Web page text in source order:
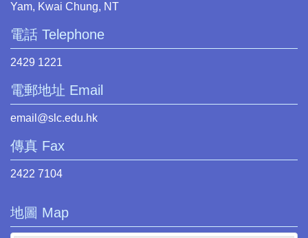
Yam, Kwai Chung, NT
電話 Telephone
2429 1221
電郵地址 Email
email@slc.edu.hk
傳真 Fax
2422 7104
地圖 Map